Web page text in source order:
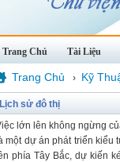
Trang Chủ Tài Liệu
Trang Chủ › Kỹ
Lịch sử đô thị
lớn lên không ngừng
một dự án phát triển
phía Tây Bắc, dự kiến